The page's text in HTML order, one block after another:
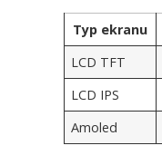
Typ ekranu
LCD TFT
LCD IPS
Amoled